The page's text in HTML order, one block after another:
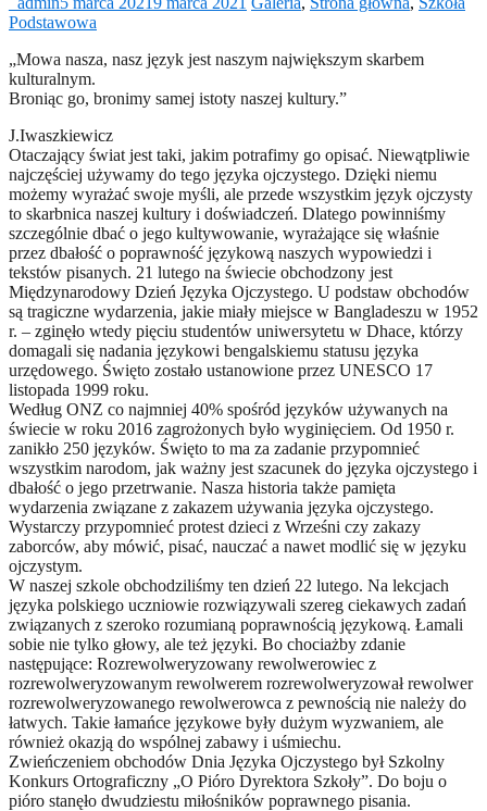
Podstawowa
„Mowa nasza, nasz język jest naszym największym skarbem
kulturalnym.
Broniąc go, bronimy samej istoty naszej kultury.”
J.Iwaszkiewicz
Otaczający świat jest taki, jakim potrafimy go opisać. Niewątpliwie
najczęściej używamy do tego języka ojczystego. Dzięki niemu
możemy wyrażać swoje myśli, ale przede wszystkim język ojczysty
to skarbnica naszej kultury i doświadczeń. Dlatego powinniśmy
szczególnie dbać o jego kultywowanie, wyrażające się właśnie
przez dbałość o poprawność językową naszych wypowiedzi i
tekstów pisanych. 21 lutego na świecie obchodzony jest
Międzynarodowy Dzień Języka Ojczystego. U podstaw obchodów
są tragiczne wydarzenia, jakie miały miejsce w Bangladeszu w 1952
r. – zginęło wtedy pięciu studentów uniwersytetu w Dhace, którzy
domagali się nadania językowi bengalskiemu statusu języka
urzędowego. Święto zostało ustanowione przez UNESCO 17
listopada 1999 roku.
Według ONZ co najmniej 40% spośród języków używanych na
świecie w roku 2016 zagrożonych było wyginięciem. Od 1950 r.
zanikło 250 języków. Święto to ma za zadanie przypomnieć
wszystkim narodom, jak ważny jest szacunek do języka ojczystego i
dbałość o jego przetrwanie. Nasza historia także pamięta
wydarzenia związane z zakazem używania języka ojczystego.
Wystarczy przypomnieć protest dzieci z Wrześni czy zakazy
zaborców, aby mówić, pisać, nauczać a nawet modlić się w języku
ojczystym.
W naszej szkole obchodziliśmy ten dzień 22 lutego. Na lekcjach
języka polskiego uczniowie rozwiązywali szereg ciekawych zadań
związanych z szeroko rozumianą poprawnością językową. Łamali
sobie nie tylko głowy, ale też języki. Bo chociażby zdanie
następujące: Rozrewolweryzowany rewolwerowiec z
rozrewolweryzowanym rewolwerem rozrewolweryzował rewolwer
rozrewolweryzowanego rewolwerowca z pewnością nie należy do
łatwych. Takie łamańce językowe były dużym wyzwaniem, ale
również okazją do wspólnej zabawy i uśmiechu.
Zwieńczeniem obchodów Dnia Języka Ojczystego był Szkolny
Konkurs Ortograficzny „O Pióro Dyrektora Szkoły”. Do boju o
pióro stanęło dwudziestu miłośników poprawnego pisania.